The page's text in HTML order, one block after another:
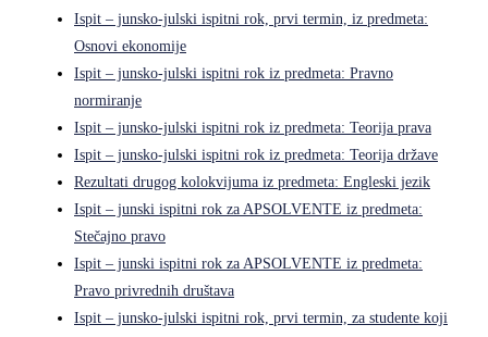
Ispit – junsko-julski ispitni rok, prvi termin, iz predmeta:
Osnovi ekonomije
Ispit – junsko-julski ispitni rok iz predmeta: Pravno
normiranje
Ispit – junsko-julski ispitni rok iz predmeta: Teorija prava
Ispit – junsko-julski ispitni rok iz predmeta: Teorija države
Rezultati drugog kolokvijuma iz predmeta: Engleski jezik
Ispit – junski ispitni rok za APSOLVENTE iz predmeta:
Stečajno pravo
Ispit – junski ispitni rok za APSOLVENTE iz predmeta:
Pravo privrednih društava
Ispit – junsko-julski ispitni rok, prvi termin, za studente koji